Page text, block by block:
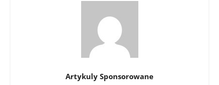
Artykuly Sponsorowane